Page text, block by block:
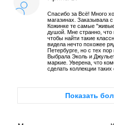
Спасибо за Всё! Много
магазинах. Заказывала
Кожинке те самые
душой. Мне странно, что
чтобы найти такие
видела нечто похожее
Петербурге, но с тех
Выбрала Эколь и
маркие. Уверена, что
сделать коллекции
Показать